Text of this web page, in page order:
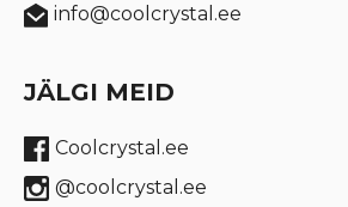
info@coolcrystal.ee
JÄLGI MEID
Coolcrystal.ee
@coolcrystal.ee